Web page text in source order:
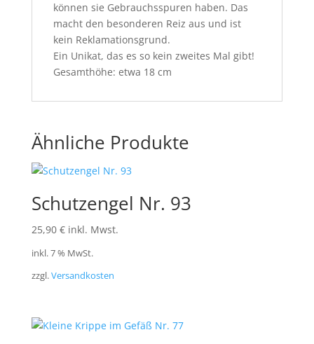
können sie Gebrauchsspuren haben. Das
macht den besonderen Reiz aus und ist
kein Reklamationsgrund.
Ein Unikat, das es so kein zweites Mal gibt!
Gesamthöhe: etwa 18 cm
Ähnliche Produkte
Schutzengel Nr. 93
25,90 € inkl. Mwst.
inkl. 7 % MwSt.
zzgl.Versandkosten